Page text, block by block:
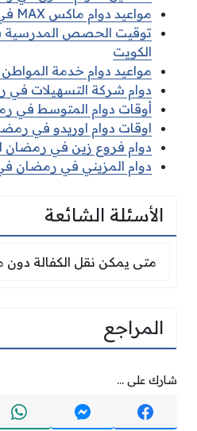
مواعيد دوام ماكس MAX في رمضان 2026
الكويت
مواعيد دوام خدمة المواطن
دوام شركة التسهيلات في
أوقات دوام المتوسط في
اوقات دوام اوريدو في رمضان
دوام فروع زين في رمضان
دوام المزيني في رمضان في
الأسئلة الشائعة
متى يمكن نقل الكفالة
متى يمكن نقل الكفالة دون
المراجع
شارك على ...